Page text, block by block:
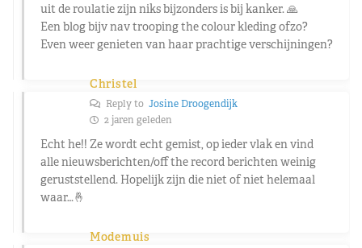
uit de roulatie zijn niks bijzonders is bij kanker. 🙏
Een blog bijv nav trooping the colour kleding ofzo?
Even weer genieten van haar prachtige verschijningen?
Christel
Reply to Josine Droogendijk
2 jaren geleden
Echt he!! Ze wordt echt gemist, op ieder vlak en vind
alle nieuwsberichten/off the record berichten weinig
geruststellend. Hopelijk zijn die niet of niet helemaal
waar…🤞
Modemuis